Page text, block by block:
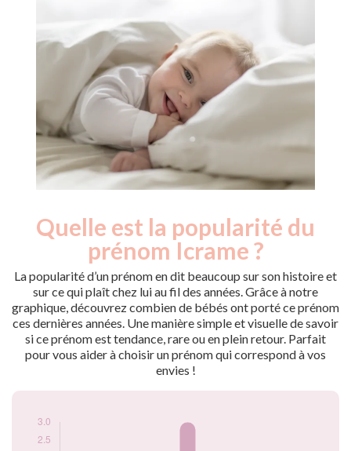
Quelle est la popularité du
prénom Icrame ?
La popularité d’un prénom en dit beaucoup sur son histoire et
sur ce qui plaît chez lui au fil des années. Grâce à notre
graphique, découvrez combien de bébés ont porté ce prénom
ces dernières années. Une manière simple et visuelle de savoir
si ce prénom est tendance, rare ou en plein retour. Parfait
pour vous aider à choisir un prénom qui correspond à vos
envies !
Popularité du
prénom Icrame par
année
Année
Nouveaux-
nés